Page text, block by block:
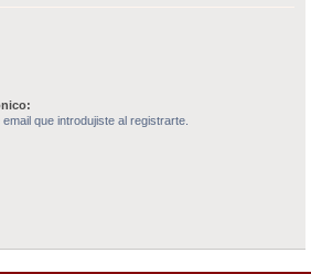
que introdujiste al registrarte.